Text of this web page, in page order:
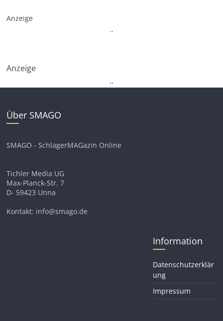
Anzeige
..
Anzeige
..
Über SMAGO
SMAGO - SchlagerMAGazin Online
Tichler Media UG
Max-Planck-Str. 7
D- 59423 Unna
Kontakt: info@smago.de
Information
Datenschutzerklär
ung
Impressum